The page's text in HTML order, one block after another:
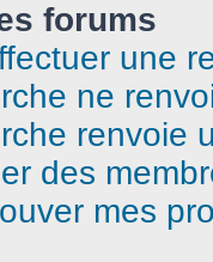
forums
une
ne
renvoie
des
mes